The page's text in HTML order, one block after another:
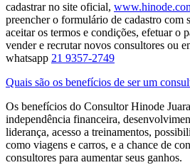
cadastrar no site oficial,
preencher o formulário de cadastro com
aceitar os termos e condições, efetuar o
vender e recrutar novos consultores​ ou
whatsapp 21 9357-2749
Quais são os benefícios de ser um
Os benefícios do Consultor Hinode
independência financeira,
liderança, acesso a treinamentos,
como viagens e carros, e a chance de
consultores para aumentar seus ganhos.